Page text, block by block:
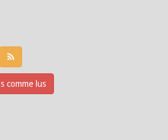
comme lus